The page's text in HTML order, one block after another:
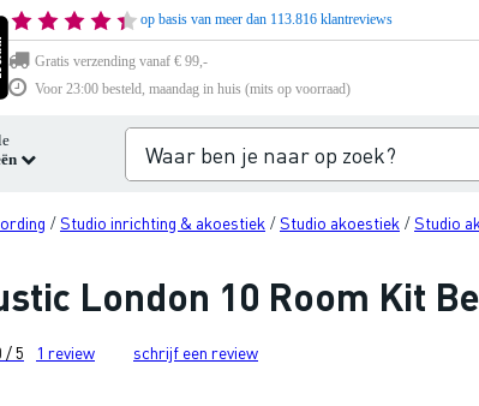
op basis van meer dan 113.816 klantreviews
Gratis verzending vanaf € 99,-
Voor 23:00 besteld, maandag in huis (mits op voorraad)
/Studio inrichting & akoestiek /Studio akoestiek /Studio
London 10 Room Kit
/ 5 1 review schrijf een review